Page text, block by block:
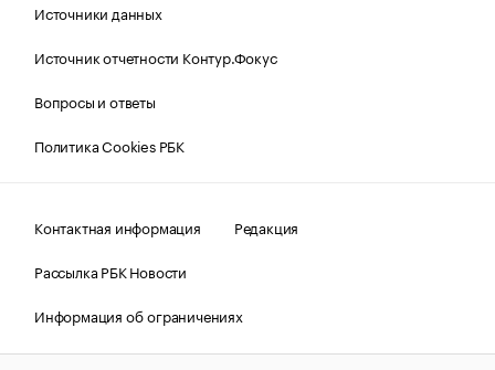
Источники данных
Источник отчетности Контур.Фокус
Вопросы и ответы
Политика Cookies РБК
Контактная информация
Редакция
Рассылка РБК Новости
Информация об ограничениях
Правовая информация
О соблюдении авторских прав